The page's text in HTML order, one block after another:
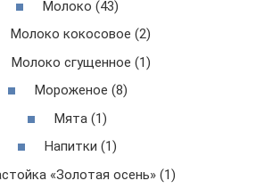
Молоко (43)
Молоко кокосовое (2)
Молоко сгущенное (1)
Мороженое (8)
Мята (1)
Напитки (1)
«Золотая осень» (1)